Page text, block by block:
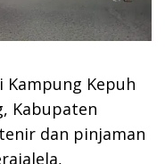
Kepuh
Kabupaten
dan pinjaman